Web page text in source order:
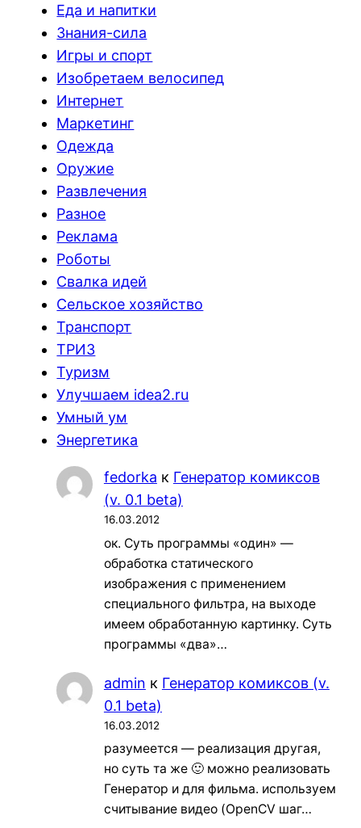
Еда и напитки
Знания-сила
Игры и спорт
Изобретаем велосипед
Интернет
Маркетинг
Одежда
Оружие
Развлечения
Разное
Реклама
Роботы
Свалка идей
Сельское хозяйство
Транспорт
ТРИЗ
Туризм
Улучшаем idea2.ru
Умный ум
Энергетика
fedorka к Генератор комиксов
(v. 0.1 beta)
16.03.2012
ок. Суть программы «один» —
обработка статического
изображения с применением
специального фильтра, на выходе
имеем обработанную картинку. Суть
программы «два»…
admin к Генератор комиксов (v.
0.1 beta)
16.03.2012
разумеется — реализация другая,
но суть та же 🙂 можно реализовать
Генератор и для фильма. используем
считывание видео (OpenCV шаг…